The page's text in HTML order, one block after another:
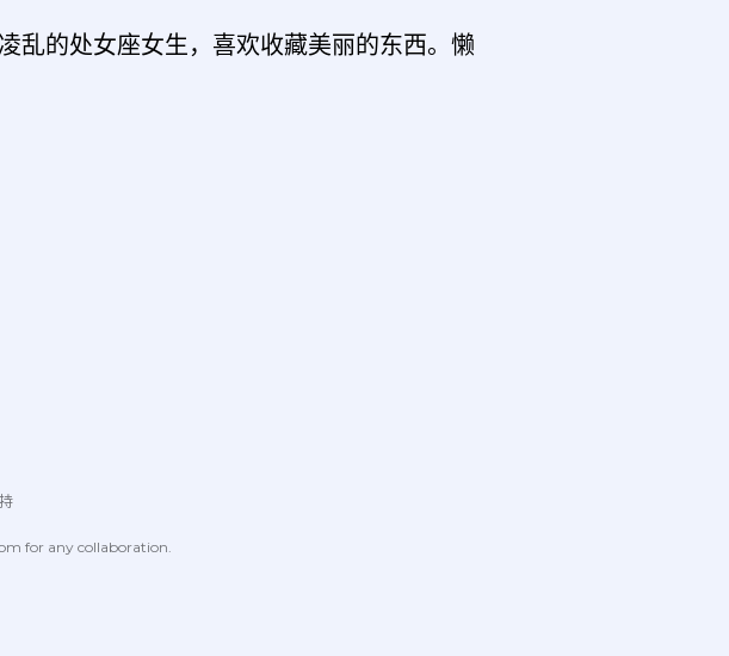
乱的处女座女生，喜欢收藏美丽的东西。懒
for any collaboration.